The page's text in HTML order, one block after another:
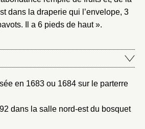
dans la draperie qui l’envelope, 3
Il a 6 pieds de haut ».
en 1683 ou 1684 sur le parterre
dans la salle nord-est du bosquet